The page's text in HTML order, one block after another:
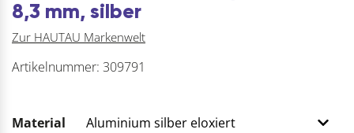
8,3 mm, silber
Zur HAUTAU Markenwelt
Artikelnummer: 309791
Material